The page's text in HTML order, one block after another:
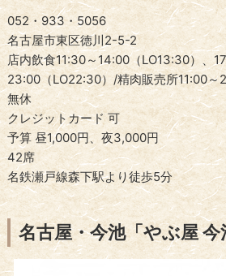
052・933・5056
名古屋市東区徳川2-5-2
店内飲食11:30～14:00（LO13:30）、
23:00（LO22:30）/精肉販売所11:00～
無休
クレジットカード 可
予算 昼1,000円、夜3,000円
42席
名鉄瀬戸線森下駅より徒歩5分
名古屋・今池「やぶ屋 今